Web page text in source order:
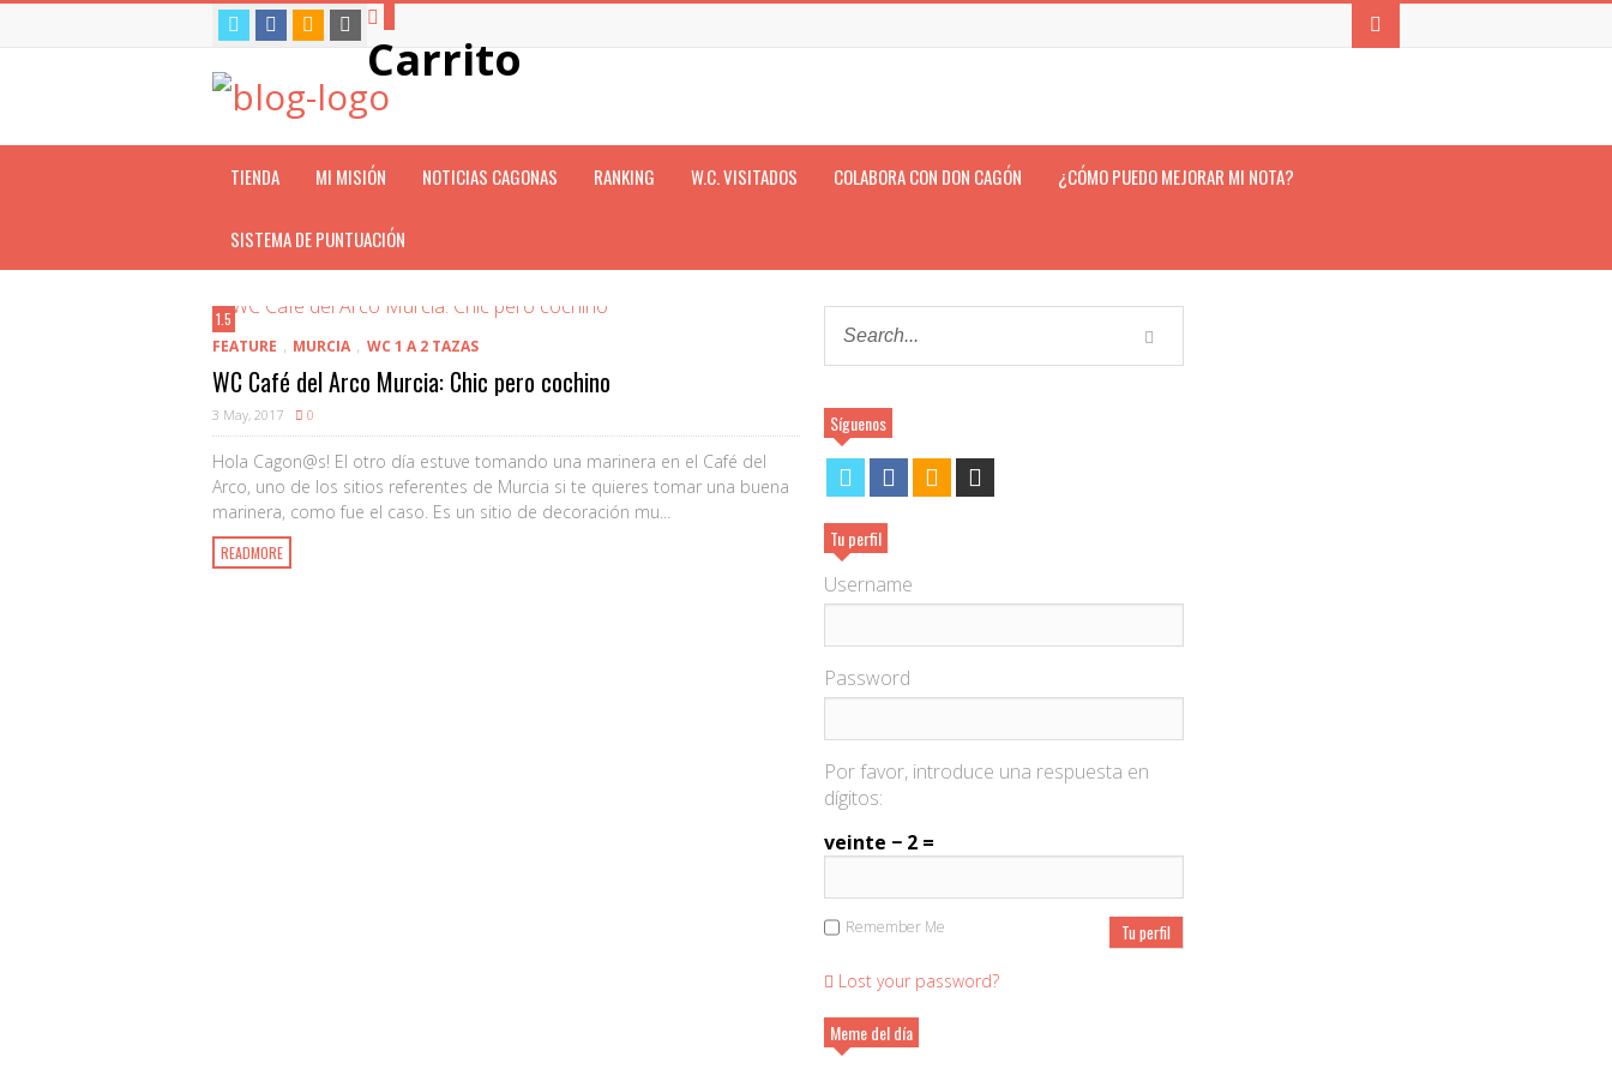
Carrito
TIENDA MI MISIÓN NOTICIAS CAGONAS RANKING W.C. VISITADOS COLABORA CON DON CAGÓN ¿CÓMO PUEDO MEJORAR MI NOTA?
SISTEMA DE PUNTUACIÓN
1.5
FEATURE , MURCIA , WC 1 A 2 TAZAS
WC Café del Arco Murcia: Chic pero cochino
3 May, 2017 0
Hola Cagon@s! El otro día estuve tomando una marinera en el Café del
Arco, uno de los sitios referentes de Murcia si te quieres tomar una buena
marinera, como fue el caso. Es un sitio de decoración mu...
READMORE
Síguenos
Tu perfil
Username
Password
Por favor, introduce una respuesta en
dígitos:
veinte − 2 =
Remember Me
Lost your password?
Meme del día